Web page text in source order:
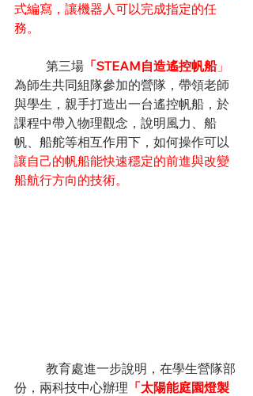
式編寫，讓機器人可以完成指定的任
務。
	第三場
「STEAM自造遙控帆船」
為師生共同組隊參加的營隊，帶領老師
與學生，親手打造出一台遙控帆船，於
課程中帶入物理觀念，說明風力、船
帆、船舵等相互作用下，如何操作可以
讓自己的帆船能快速穩定的前進與改變
船航行方向的技術。
份，兩科技中心辦理 「太陽能庭園燈製